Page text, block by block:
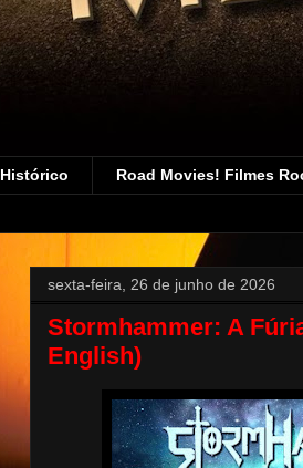
Histórico Road Movies! Filmes
sexta-feira, 26 de junho de 2026
Stormhammer: A
English)